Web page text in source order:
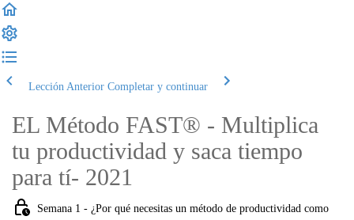
Lección Anterior Completar y continuar
EL Método FAST® - Multiplica
tu productividad y saca tiempo
para tí- 2021
Semana 1 - ¿Por qué necesitas un método de productividad como